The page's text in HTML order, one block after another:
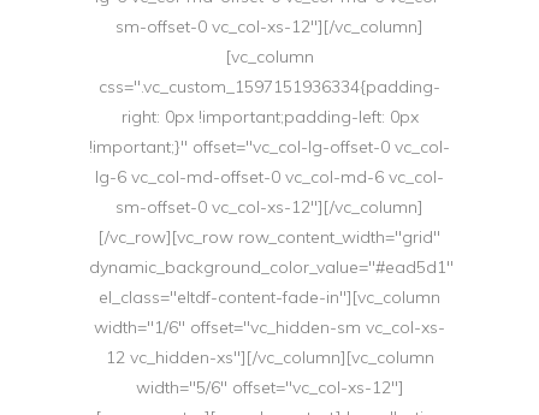
sm-offset-0 vc_col-xs-12"][/vc_column]
[vc_column
css=".vc_custom_1597151936334{padding-
right: 0px !important;padding-left: 0px
!important;}" offset="vc_col-lg-offset-0 vc_col-
lg-6 vc_col-md-offset-0 vc_col-md-6 vc_col-
sm-offset-0 vc_col-xs-12"][/vc_column]
[/vc_row][vc_row row_content_width="grid"
dynamic_background_color_value="#ead5d1"
el_class="eltdf-content-fade-in"][vc_column
width="1/6" offset="vc_hidden-sm vc_col-xs-
12 vc_hidden-xs"][/vc_column][vc_column
width="5/6" offset="vc_col-xs-12"]